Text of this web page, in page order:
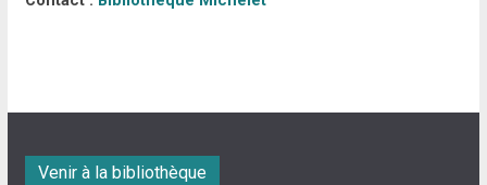
Venir à la bibliothèque